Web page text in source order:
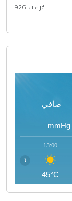
قراءات :926
صافي
mmHg
13:00
45°C
‹